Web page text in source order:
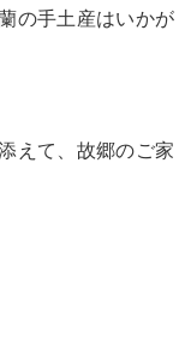
の手土産はいかが
えて、故郷のご家